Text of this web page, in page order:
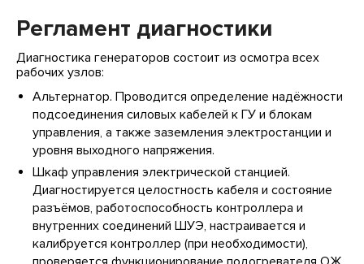
Регламент диагностики
Диагностика генераторов состоит из осмотра всех
рабочих узлов:
Альтернатор. Проводится определение надёжности
подсоединения силовых кабелей к ГУ и блокам
управления, а также заземления электростанции и
уровня выходного напряжения.
Шкаф управления электрической станцией.
Диагностируется целостность кабеля и состояние
разъёмов, работоспособность контроллера и
внутренних соединений ШУЭ, настраивается и
калибруется контроллер (при необходимости),